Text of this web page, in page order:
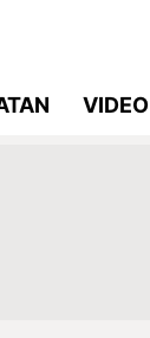
VIDEO